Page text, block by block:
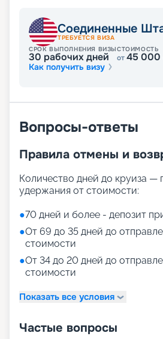
часового сервиса в номерах
Fi, от уютных баров и салонов
кинопоказов в кинотеатре.
широкий спектр развлечений и
Расслабьтесь в SPA-центре,
симуляторе серфинга.
Отправляйтесь в
вместе с
Добро пожаловать в
путешествие 2026 - 2027 гг. на
Anthem of the Seas! Наш
собой не просто судно, а
развлечений, комфорта и
призванных сделать ваш
Компания «Круиз.онлайн»
выбрать и купить путевку в
приключение вашей мечты
разработан для вашего
планы, характеристики,
Соединенные
ТРЕБУЕТСЯ ВИЗА
СРОК ВЫПОЛНЕНИЯ ВИЗЫ
30 рабочих дней
СТОИМОСТЬ
от45 000
Как получить визу
Вопросы-ответы
Правила отмены и
Количество дней до круиза —
удержания от стоимости:
●70 дней и более - депозит
●От 69 до 35 дней до
стоимости
●От 34 до 20 дней до
стоимости
Показать все условия
Частые вопросы